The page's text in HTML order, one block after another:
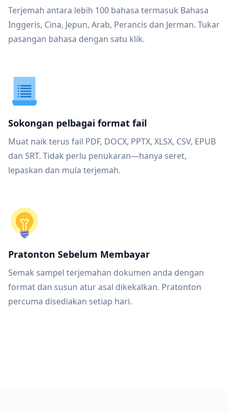
Terjemah antara lebih 100 bahasa termasuk Bahasa
Inggeris, Cina, Jepun, Arab, Perancis dan Jerman. Tukar
pasangan bahasa dengan satu klik.
Sokongan pelbagai format fail
Muat naik terus fail PDF, DOCX, PPTX, XLSX, CSV, EPUB
dan SRT. Tidak perlu penukaran—hanya seret,
lepaskan dan mula terjemah.
Pratonton Sebelum Membayar
Semak sampel terjemahan dokumen anda dengan
format dan susun atur asal dikekalkan. Pratonton
percuma disediakan setiap hari.